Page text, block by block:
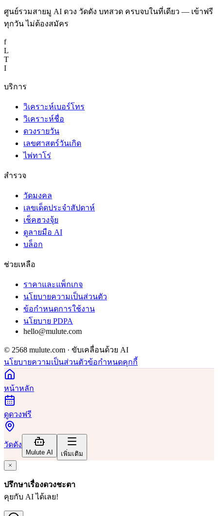
ศูนย์รวมสายมู AI ดวง วัดดัง บทสวด ครบจบในที่เดียว — เข้าฟรี
ทุกวัน ไม่ต้องสมัคร
f
L
T
I
บริการ
วิเคราะห์เบอร์โทร
วิเคราะห์ชื่อ
ดวงรายวัน
เลขศาสตร์วันเกิด
ไพ่ทาโร่
สำรวจ
วัดมงคล
เลขเด็ดประจำสัปดาห์
เช็คฮวงจุ้ย
ดูลายมือ AI
บล็อก
ช่วยเหลือ
ราคาและแพ็กเกจ
นโยบายความเป็นส่วนตัว
ข้อกำหนดการใช้งาน
นโยบาย PDPA
hello@mulute.com
© 2568 mulute.com · ขับเคลื่อนด้วย AI
นโยบายความเป็นส่วนตัวข้อกำหนดคุกกี้
หน้าหลัก
ดูดวงฟรี
วัดดัง
Mulute AI เพิ่มเติม
ปรึกษาเรื่องดวงชะตา
คุยกับ AI ได้เลย!